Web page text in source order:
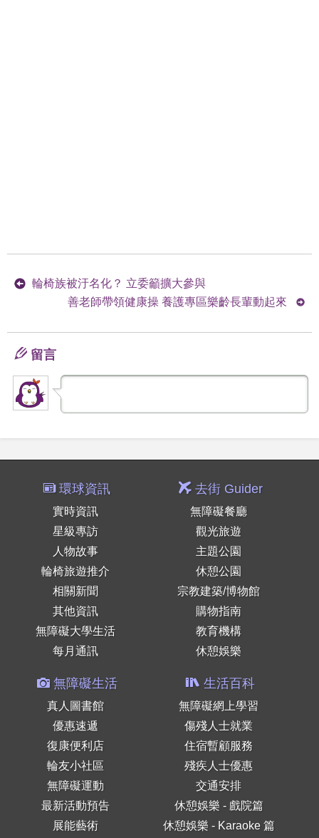
輪椅族被汙名化？ 立委籲擴大參與
善老師帶領健康操 養護專區樂齡長輩動起來
留言
環球資訊
實時資訊
星級專訪
人物故事
輪椅旅遊推介
相關新聞
其他資訊
無障礙大學生活
每月通訊
去街 Guider
無障礙餐廳
觀光旅遊
主題公園
休憩公園
宗教建築/博物館
購物指南
教育機構
休憩娛樂
無障礙生活
真人圖書館
優惠速遞
復康便利店
輪友小社區
無障礙運動
最新活動預告
展能藝術
生活百科
無障礙網上學習
傷殘人士就業
住宿暫顧服務
殘疾人士優惠
交通安排
休憩娛樂 - 戲院篇
休憩娛樂 - Karaoke 篇